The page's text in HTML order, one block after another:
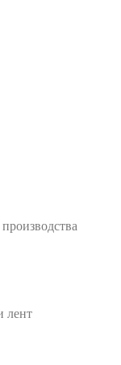
лент